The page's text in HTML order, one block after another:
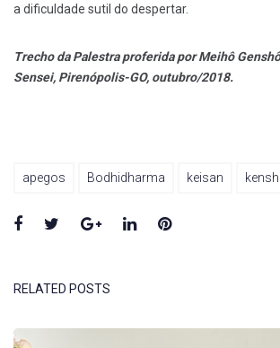
a dificuldade sutil do despertar.
Trecho da Palestra proferida por Meihô Genshô
Sensei, Pirenópolis-GO, outubro/2018.
apegos Bodhidharma keisan
Facebook
TwitterGoogle+LinkedInPinterest
RELATED POSTS